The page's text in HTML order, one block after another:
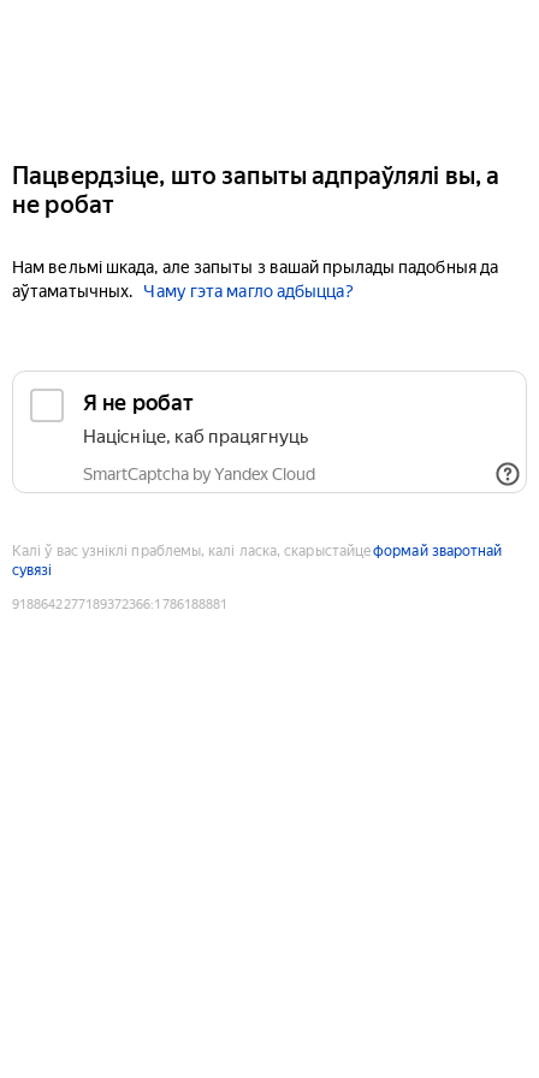
Пацвердзіце, што запыты адпраўлялі вы, а
не робат
Нам вельмі шкада, але запыты з вашай прылады падобныя да
аўтаматычных.
Чаму гэта магло адбыцца?
Я не робат
Націсніце, каб працягнуць
SmartCaptcha by Yandex Cloud
Калі ў вас узніклі праблемы, калі ласка, скарыстайцеформай зваротнай
сувязі
9188642277189372366:1786188881